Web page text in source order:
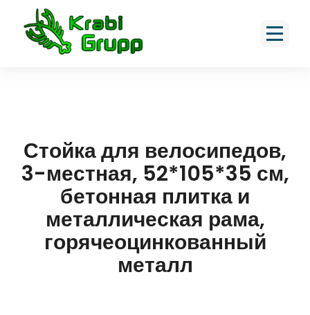
Стойка для велосипедов,
3-местная, 52*105*35 см,
бетонная плитка и
металлическая рама,
горячеоцинкованный
металл